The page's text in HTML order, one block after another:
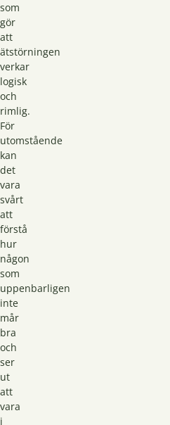
som
gör
att
ätstörningen
verkar
logisk
och
rimlig.
För
utomstående
kan
det
vara
svårt
att
förstå
hur
någon
som
uppenbarligen
inte
mår
bra
och
ser
ut
att
vara
i